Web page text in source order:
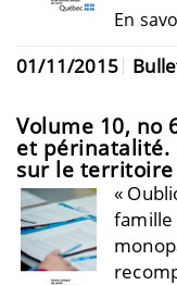
En
01/11/2015
Volume 10, no
et périnatalité.
sur le territoire
«
famille